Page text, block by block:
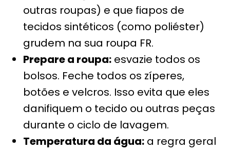
outras roupas) e que fiapos de
tecidos sintéticos (como poliéster)
grudem na sua roupa FR.
Prepare a roupa: esvazie todos os
bolsos. Feche todos os zíperes,
botões e velcros. Isso evita que eles
danifiquem o tecido ou outras peças
durante o ciclo de lavagem.
Temperatura da água: a regra geral